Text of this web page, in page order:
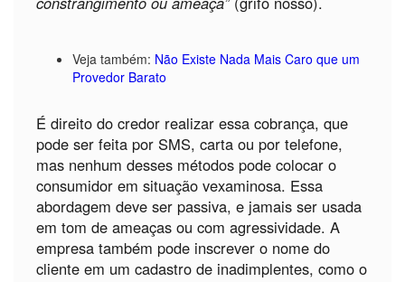
Veja também: Não Existe Nada Mais Caro que um
Provedor Barato
É direito do credor realizar essa cobrança, que
pode ser feita por SMS, carta ou por telefone,
mas nenhum desses métodos pode colocar o
consumidor em situação vexaminosa. Essa
abordagem deve ser passiva, e jamais ser usada
em tom de ameaças ou com agressividade. A
empresa também pode inscrever o nome do
cliente em um cadastro de inadimplentes, como o